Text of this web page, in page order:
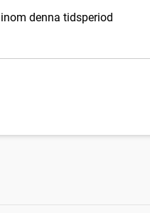
denna tidsperiod